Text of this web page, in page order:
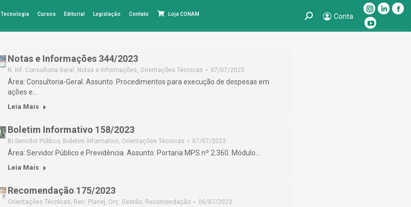
Tecnologia Cursos Editorial Legislação Contato Loja CONAM Search: Conta
Instagram
page
Linkedin
YouTube
Notas e Informações 344/2023
N. Inf. Consultoria Geral , Notas e Informações, Orientações Técnicas 07/07/2023
Área: Consultoria-Geral. Assunto: Procedimentos para execução de despesas em
ações e…
Leia Mais
Boletim Informativo 158/2023
BI Servidor Público, Boletim Informativo, Orientações Técnicas 07/07/2023
Área: Servidor Público e Previdência. Assunto: Portaria MPS nº 2.360. Módulo…
Leia Mais
Recomendação 175/2023
Orientações Técnicas, Rec. Planej. Orç. Gestão, Recomendação 06/07/2023